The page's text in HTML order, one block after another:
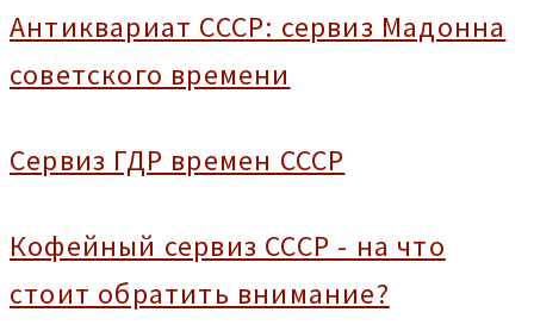
Антиквариат СССР: сервиз Мадонна
советского времени
Сервиз ГДР времен СССР
Кофейный сервиз СССР - на что
стоит обратить внимание?